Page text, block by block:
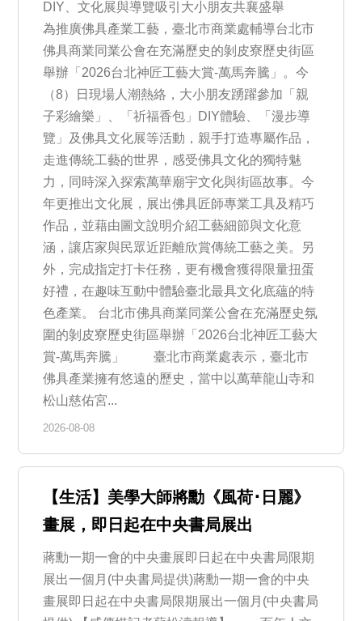
DIY、文化展與導覽吸引大小朋友共襄盛舉
為推廣佛具產業工藝，臺北市商業處輔導台北市
佛具商業同業公會在充滿歷史的剝皮寮歷史街區
舉辦「2026台北神匠工藝大賞-萬馬奔騰」。今
（8）日現場人潮熱絡，大小朋友踴躍參加「親
子彩繪樂」、「祈福香包」DIY體驗、「漫步導
覽」及佛具文化展等活動，親手打造專屬作品，
走進傳統工藝的世界，感受佛具文化的獨特魅
力，同時深入探索萬華廟宇文化與街區故事。今
年更推出文化展，展出佛具匠師專業工具及精巧
作品，並藉由圖文說明介紹工藝細節與文化意
涵，讓店家與民眾近距離欣賞傳統工藝之美。另
外，完成指定打卡任務，更有機會獲得限量扭蛋
好禮，在趣味互動中體驗臺北最具文化底蘊的特
色產業。 台北市佛具商業同業公會在充滿歷史氛
圍的剝皮寮歷史街區舉辦「2026台北神匠工藝大
賞-萬馬奔騰」 臺北市商業處表示，臺北市
佛具產業擁有悠遠的歷史，當中以萬華龍山寺和
松山慈佑宮...
2026-08-08
【生活】美學大師將勳《風荷･日麗》
畫展，即日起在中央書局展出
蔣勳一期一會的中央畫展即日起在中央書局限期
展出一個月(中央書局提供)蔣勳一期一會的中央
畫展即日起在中央書局限期展出一個月(中央書局